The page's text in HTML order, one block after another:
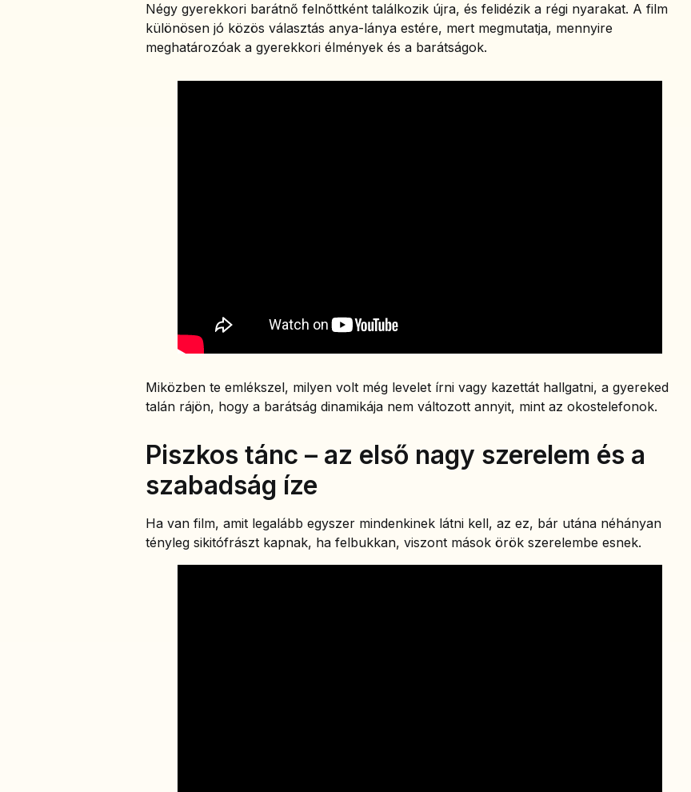
Négy gyerekkori barátnő felnőttként találkozik újra, és felidézik a régi nyarakat. A film
különösen jó közös választás anya-lánya estére, mert megmutatja, mennyire
meghatározóak a gyerekkori élmények és a barátságok.
Miközben te emlékszel, milyen volt még levelet írni vagy kazettát hallgatni, a gyereked
talán rájön, hogy a barátság dinamikája nem változott annyit, mint az okostelefonok.
Piszkos tánc – az első nagy szerelem és a
szabadság íze
Ha van film, amit legalább egyszer mindenkinek látni kell, az ez, bár utána néhányan
tényleg sikitófrászt kapnak, ha felbukkan, viszont mások örök szerelembe esnek.